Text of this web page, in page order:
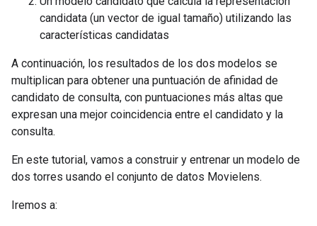
candidata (un vector de igual tamaño) utilizando las
características candidatas
A continuación, los resultados de los dos modelos se
multiplican para obtener una puntuación de afinidad de
candidato de consulta, con puntuaciones más altas que
expresan una mejor coincidencia entre el candidato y la
consulta.
En este tutorial, vamos a construir y entrenar un modelo de
dos torres usando el conjunto de datos Movielens.
Iremos a: